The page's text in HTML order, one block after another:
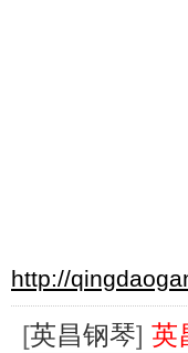
http://
[英昌钢琴] 英